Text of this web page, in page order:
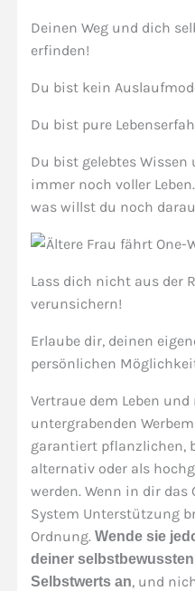
Deinen Weg und dich
erfinden!
Du bist kein
Du bist pure
Du bist gelebtes Wissen
immer noch voller
was willst du noch
Lass dich nicht aus der
verunsichern!
Erlaube dir, deinen
persönlichen
Vertraue dem Leben
untergrabenden
garantiert pflanzlichen,
alternativ oder als
werden. Wenn in dir
System Unterstützung
Ordnung. Wende sie
deiner
Selbstwerts an, und